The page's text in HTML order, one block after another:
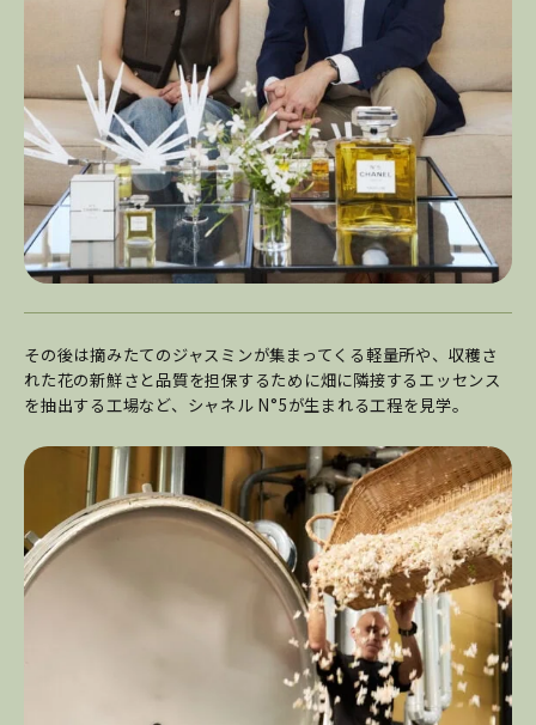
その後は摘みたてのジャスミンが集まってくる軽量所や、収穫さ
れた花の新鮮さと品質を担保するために畑に隣接するエッセンス
を抽出する工場など、シャネル N°5が生まれる工程を見学。